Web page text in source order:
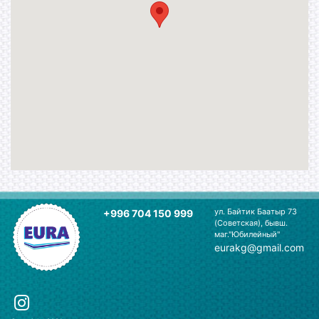
+996 704 150 999
ул. Байтик Баатыр 73
(Советская), бывш.
маг."Юбилейный"
eurakg@gmail.com